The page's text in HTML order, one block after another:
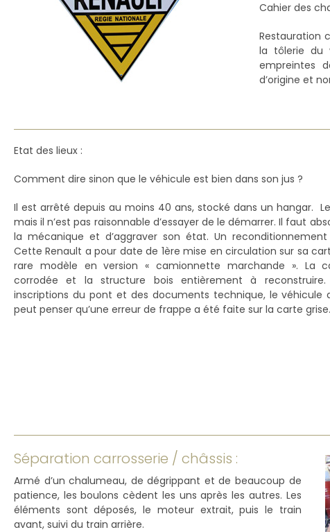
Cahier des
Restauration
la tôlerie du
empreintes
d’origine et
Etat des lieux :
Comment dire sinon que le véhicule est bien dans son jus ?
Il est arrêté depuis au moins 40 ans, stocké dans un hangar.
mais il n’est pas raisonnable d’essayer de le démarrer. Il faut
la mécanique et d’aggraver son état. Un
Cette Renault a pour date de 1ère mise en circulation sur sa
rare modèle en version « camionnette marchande ». La
corrodée et la structure bois entièrement à reconstruire.
inscriptions du pont et des documents technique, le véhicule
peut penser qu’une erreur de frappe a été faite sur la carte grise.
Séparation carrosserie / châssis :
Armé d’un chalumeau, de dégrippant et de beaucoup de
patience, les boulons cèdent les uns après les autres. Les
éléments sont déposés, le moteur extrait, puis le train
avant, suivi du train arrière.